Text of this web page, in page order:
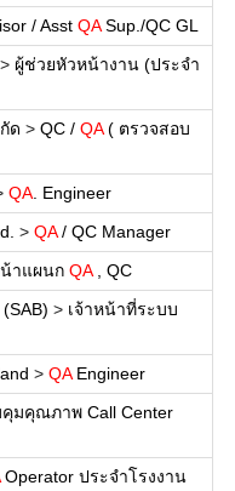
/ Asst QASup./QC GL
> ผู้ช่วยหัวหน้างาน (ประจำ
ด > QC / QA( ตรวจสอบ
QA. Engineer
> QA/ QC Manager
าแผนก QA, QC
> เจ้าหน้าที่ระบบ
> QAEngineer
มคุณภาพ Call Center
Operator ประจำโรงงาน